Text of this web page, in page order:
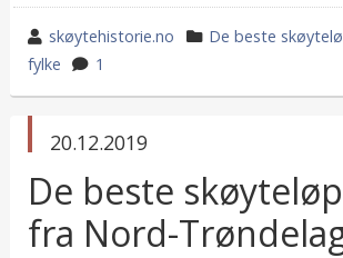
wrote
by
skøytehistorie.no
category
De beste
fylke
1
published
20.12.2019
De beste
fra Nord-